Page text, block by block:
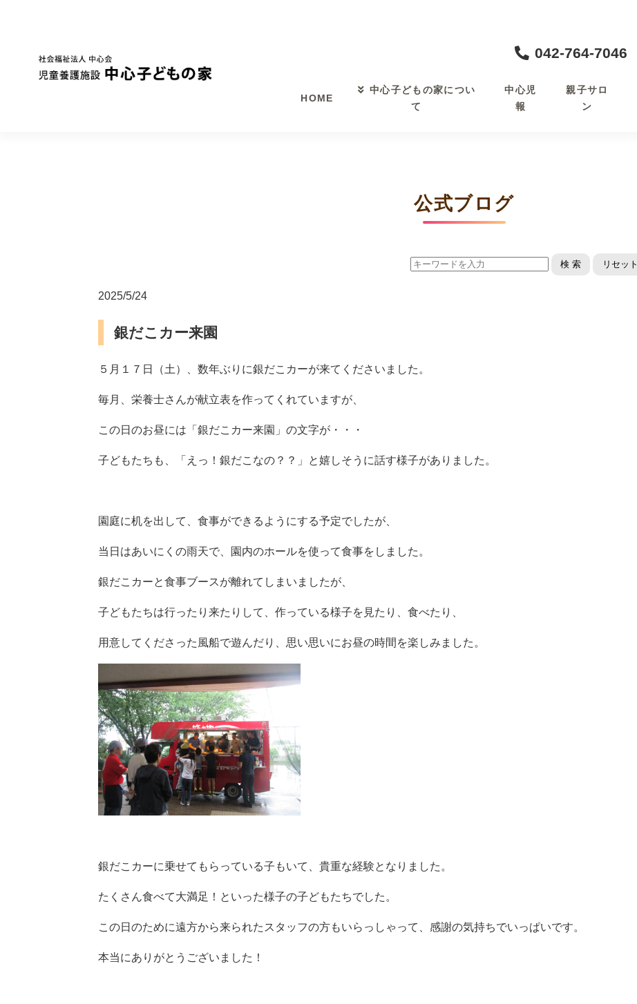
042-764-7046
HOME
中心子どもの家につい
て
中心児
報
親子サロ
ン
公式ブログ
検 索 リセット
2025/5/24
銀だこカー来園
５月１７日（土）、数年ぶりに銀だこカーが来てくださいました。
毎月、栄養士さんが献立表を作ってくれていますが、
この日のお昼には「銀だこカー来園」の文字が・・・
子どもたちも、「えっ！銀だこなの？？」と嬉しそうに話す様子がありました。
園庭に机を出して、食事ができるようにする予定でしたが、
当日はあいにくの雨天で、園内のホールを使って食事をしました。
銀だこカーと食事ブースが離れてしまいましたが、
子どもたちは行ったり来たりして、作っている様子を見たり、食べたり、
用意してくださった風船で遊んだり、思い思いにお昼の時間を楽しみました。
銀だこカーに乗せてもらっている子もいて、貴重な経験となりました。
たくさん食べて大満足！といった様子の子どもたちでした。
この日のために遠方から来られたスタッフの方もいらっしゃって、感謝の気持ちでいっぱいです。
本当にありがとうございました！